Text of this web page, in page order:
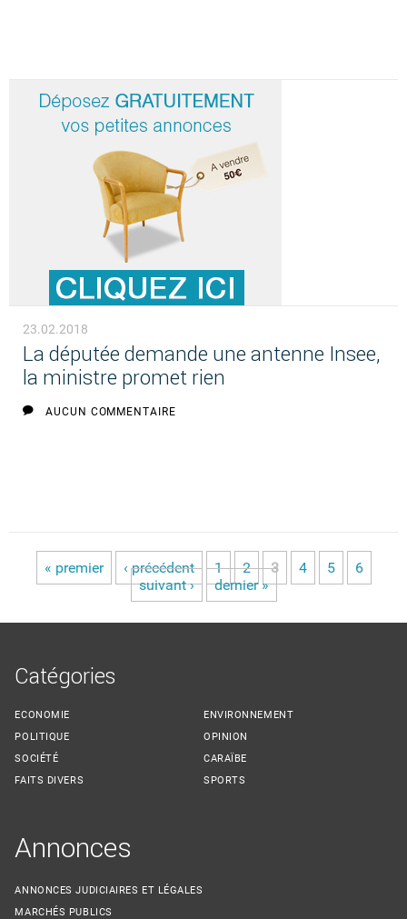
23.02.2018
La députée demande une antenne Insee,
la ministre promet rien
AUCUN COMMENTAIRE
Pages
« premier ‹ précédent 1 2 3 4 5
6
suivant ›
dernier »
Catégories
ECONOMIE
POLITIQUE
SOCIÉTÉ
FAITS DIVERS
ENVIRONNEMENT
OPINION
CARAÏBE
SPORTS
Annonces
ANNONCES JUDICIAIRES ET LÉGALES
MARCHÉS PUBLICS